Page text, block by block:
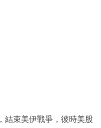
結束美伊戰爭，彼時美股